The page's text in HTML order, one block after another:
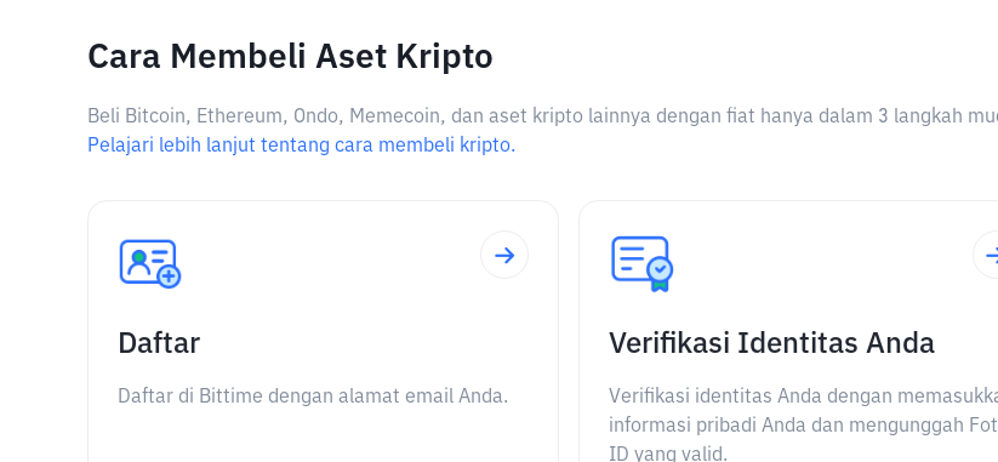
Cara Membeli Aset Kripto
Beli Bitcoin, Ethereum, Ondo, Memecoin, dan aset kripto lainnya dengan fiat hanya dalam 3 langkah
Pelajari lebih lanjut tentang cara membeli kripto.
Daftar
Daftar di Bittime dengan alamat email Anda.
Verifikasi Identitas Anda
Verifikasi identitas Anda dengan
informasi pribadi Anda dan mengunggah
ID yang valid.